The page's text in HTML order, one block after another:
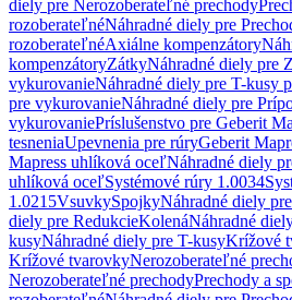
diely pre Nerozoberateľné prechody
rozoberateľnéNáhradné diely pre
rozoberateľnéAxiálne kompenzátory
kompenzátoryZátkyNáhradné diely pre
vykurovanieNáhradné diely pre T-kusy
pre vykurovanieNáhradné diely pre
vykurovaniePríslušenstvo pre Geberit
tesneniaUpevnenia pre rúryGeberit
Mapress uhlíková oceľNáhradné diely
uhlíková oceľSystémové rúry 1.0034
1.0215VsuvkySpojkyNáhradné diely
diely pre RedukcieKolenáNáhradné
kusyNáhradné diely pre T-kusyKrížové
Krížové tvarovkyNerozoberateľné
Nerozoberateľné prechodyPrechody a